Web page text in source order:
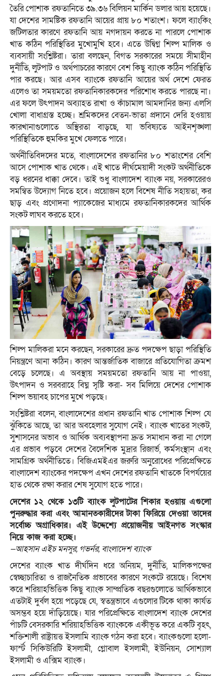
তৈরি পোশাক রফতানিতে ৩৯.৩৬ বিলিয়ন মার্কিন ডলার আয় হয়েছে।
যা দেশের সামষ্টিক রফতানি আয়ের প্রায় ৮০ শতাংশ। ফলে ব্যাংকিং
জটিলতার কারণে রফতানি আয় নগদায়ন করতে না পারলে পোশাক
খাত কঠিন পরিস্থিতির মুখোমুখি হবে। এতে উদ্বিগ্ন শিল্প মালিক ও
ব্যবসায়ী সংশ্লিষ্টরা। তারা বলছেন, বিগত সরকারের সময়ে সীমাহীন
দুর্নীতি, লুটপাট ও অর্থপাচরের কারণে বেশ কিছু ব্যাংক কঠিন পরিস্থিতি
পার করছে। আর এসব ব্যাংকে রফতানি আয়ের অর্থ দেশে ফেরত
এলেও তা সময়মতো রফতানিকারকদের পরিশোধ করতে পারছে না।
এর ফলে উৎপাদন অব্যাহত রাখা ও কাঁচামাল আমদানির জন্য এলসি
খোলা বাধাগ্রস্ত হচ্ছে। শ্রমিকদের বেতন-ভাতা প্রদানে দেরি হওয়ায়
কারখানাগুলোতে অস্থিরতা বাড়ছে, যা ভবিষ্যতে আইনশৃঙ্খলা
পরিস্থিতিকে হুমকির মুখে ফেলতে পারে।
অর্থনীতিবিদদের মতে, বাংলাদেশের রফতানির ৮০ শতাংশের বেশি
আসে পোশাক খাত থেকে। এই খাতে দীর্ঘমেয়াদী সংকট অর্থনীতিকে
বড় ধরনের ধাক্কা দেবে। তাই শুধু বাংলাদেশ ব্যাংক নয়, সরকারেরও
সমন্বিত উদ্যোগ নিতে হবে। প্রয়োজন হলে বিশেষ নীতি সহায়তা, কর
ছাড় এবং প্রণোদনা প্যাকেজের মাধ্যমে রফতানিকারকদের আর্থিক
সংকট লাঘব করতে হবে।
শিল্প মালিকরা মনে করছেন, সরকারের দ্রুত পদক্ষেপ ছাড়া পরিস্থিতি
নিয়ন্ত্রণে আনা কঠিন। কারণ আন্তর্জাতিক বাজারে প্রতিযোগিতা ক্রমশ
বেড়ে চলেছে। এ অবস্থায় সময়মতো রফতানি আয় না পাওয়া,
উৎপাদন ও সরবরাহে বিঘ্ন সৃষ্টি করা- সব মিলিয়ে দেশের পোশাক
শিল্প ভয়াবহ চাপের মুখে পড়ছে।
সংশ্লিষ্টরা বলেন, বাংলাদেশের প্রধান রফতানি খাত পোশাক শিল্প যে
ঝুঁকিতে আছে, তা আর অবহেলার সুযোগ নেই। ব্যাংক খাতের সংকট,
সুশাসনের অভাব ও আর্থিক অব্যবস্থাপনা দ্রুত সমাধান করা না গেলে
এর প্রভাব পড়বে দেশের বৈদেশিক মুদ্রার রিজার্ভ, কর্মসংস্থান এবং
সামগ্রিক অর্থনীতিতে। বিজিএমইএর জরুরি অনুরোধের পরিপ্রেক্ষিতে
বাংলাদেশ ব্যাংকের পদক্ষেপ এখন দেশের রফতানি খাতকে বিপর্যয়ের
হাত থেকে রক্ষা করার শেষ সুযোগ হতে পারে।
দেশের ১২ থেকে ১৩টি ব্যাংক লুটপাটের শিকার হওয়ায় এগুলো
পুনরুদ্ধার করা এবং আমানতকারীদের টাকা ফিরিয়ে দেওয়া তাদের
সর্বোচ্চ অগ্রাধিকার। এই উদ্দেশ্যে প্রয়োজনীয় আইনগত সংস্কার
নিয়ে কাজ করা হচ্ছে।
—আহসান এইচ মনসুর, গভর্নর, বাংলাদেশ ব্যাংক
দেশের ব্যাংক খাত দীর্ঘদিন ধরে অনিয়ম, দুর্নীতি, মালিকপক্ষের
স্বেচ্ছাচারিতা ও রাজনৈতিক প্রভাবের কারণে সংকটে রয়েছে। বিশেষ
করে শরিয়াহভিত্তিক কিছু ব্যাংক সাম্প্রতিক বছরগুলোতে আর্থিকভাবে
এতটাই দুর্বল হয়ে পড়েছে যে, স্বতন্ত্রভাবে এগুলোর টিকে থাকা কার্যত
অসম্ভব হয়ে দাঁড়িয়েছে। যার পরিপ্রেক্ষিতে বাংলাদেশ ব্যাংক দেশের
পাঁচটি বেসরকারি শরিয়াহভিত্তিক ব্যাংককে একীভূত করে একটি বৃহৎ,
শক্তিশালী রাষ্ট্রায়ত্ত ইসলামি ব্যাংক গঠন করা হবে। ব্যাংকগুলো হলো-
ফার্স্ট সিকিউরিটি ইসলামী, গ্লোবাল ইসলামী, ইউনিয়ন, সোশ্যাল
ইসলামী ও এক্সিম ব্যাংক।